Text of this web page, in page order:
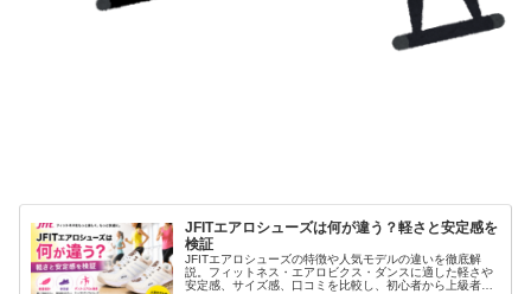
JFITエアロシューズは何が違う？軽さと安定感を
検証
JFITエアロシューズの特徴や人気モデルの違いを徹底解
説。フィットネス・エアロビクス・ダンスに適した軽さや
安定感、サイズ感、口コミを比較し、初心者から上級者ま